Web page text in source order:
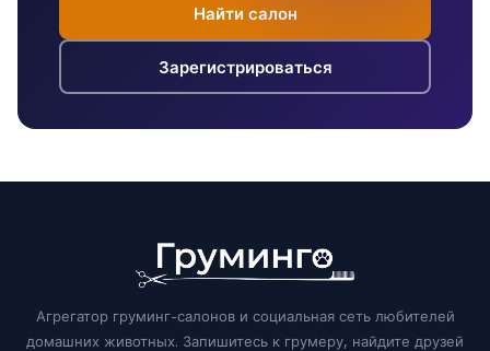
Найти салон
Зарегистрироваться
Агрегатор груминг-салонов и социальная сеть любителей
домашних животных. Запишитесь к грумеру, найдите друзей